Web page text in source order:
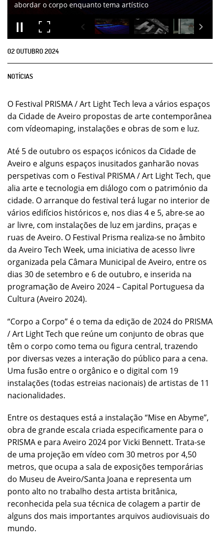
02OUTUBRO2024
NOTÍCIAS
O Festival PRISMA / Art Light Tech leva a vários espaços
da Cidade de Aveiro propostas de arte contemporânea
com vídeomaping, instalações e obras de som e luz.
Até 5 de outubro os espaços icónicos da Cidade de
Aveiro e alguns espaços inusitados ganharão novas
perspetivas com o Festival PRISMA / Art Light Tech, que
alia arte e tecnologia em diálogo com o património da
cidade. O arranque do festival terá lugar no interior de
vários edifícios históricos e, nos dias 4 e 5, abre-se ao
ar livre, com instalações de luz em jardins, praças e
ruas de Aveiro. O Festival Prisma realiza-se no âmbito
da Aveiro Tech Week, uma iniciativa de acesso livre
organizada pela Câmara Municipal de Aveiro, entre os
dias 30 de setembro e 6 de outubro, e inserida na
programação de Aveiro 2024 – Capital Portuguesa da
Cultura (Aveiro 2024).
“Corpo a Corpo” é o tema da edição de 2024 do PRISMA
/ Art Light Tech que reúne um conjunto de obras que
têm o corpo como tema ou figura central, trazendo
por diversas vezes a interação do público para a cena.
Uma fusão entre o orgânico e o digital com 19
instalações (todas estreias nacionais) de artistas de 11
nacionalidades.
Entre os destaques está a instalação “Mise en Abyme”,
obra de grande escala criada especificamente para o
PRISMA e para Aveiro 2024 por Vicki Bennett. Trata-se
de uma projeção em vídeo com 30 metros por 4,50
metros, que ocupa a sala de exposições temporárias
do Museu de Aveiro/Santa Joana e representa um
ponto alto no trabalho desta artista britânica,
reconhecida pela sua técnica de colagem a partir de
alguns dos mais importantes arquivos audiovisuais do
mundo.